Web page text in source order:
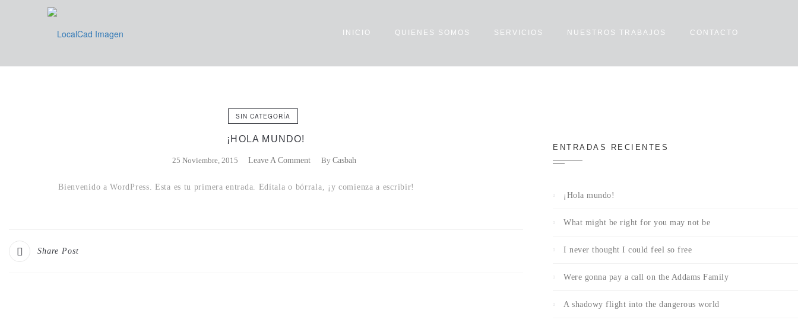
INICIO QUIENES SOMOS SERVICIOS NUESTROS TRABAJOS CONTACTO
SIN CATEGORÍA
¡HOLA MUNDO!
25 Noviembre, 2015 Leave A Comment By Casbah
Bienvenido a WordPress. Esta es tu primera entrada. Edítala o bórrala, ¡y comienza a escribir!
Share Post
ENTRADAS RECIENTES
¡Hola mundo!
What might be right for you may not be
I never thought I could feel so free
Were gonna pay a call on the Addams Family
A shadowy flight into the dangerous world